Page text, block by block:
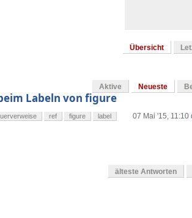
Übersicht
Aktive Neueste
Labeln von figure
07 Mai '15, 11:10
ref figure label
älteste Antworten